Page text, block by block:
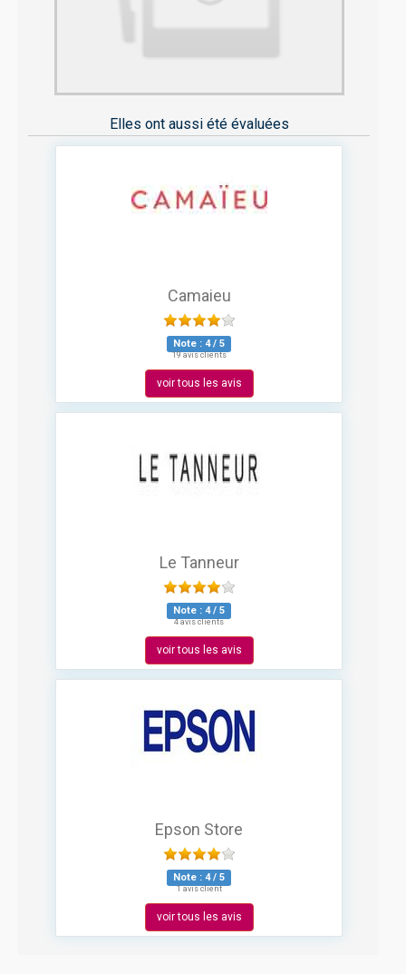
Elles ont aussi été évaluées
Camaieu
Note : 4/ 5
19 avis clients
voir tous les avis
Le Tanneur
Note : 4/ 5
4 avis clients
voir tous les avis
Epson Store
Note : 4/ 5
1 avis client
voir tous les avis